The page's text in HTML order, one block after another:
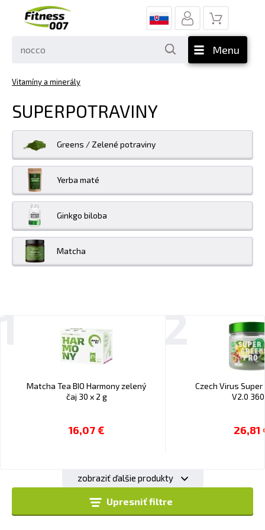
Menu
Vitamíny a minerály
SUPERPOTRAVINY
Greens / Zelené potraviny
Yerba maté
Ginkgo biloba
Matcha
Matcha Tea BIO Harmony zelený
čaj 30 x 2 g
16,07 €
Czech Virus Super
V2.0
26,81
zobraziť ďalšie produkty
Upresniť filtre